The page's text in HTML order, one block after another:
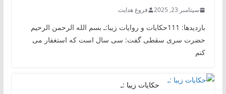
سپتامبر 23, 2025 فروغ هدایت
بازدیدها: 111حکایات و روایات زیبا:ـ بسم الله الرحمن الرحیم
حضرت سری سقطی گفت: سی سال است که استغفار می
کنم
حکایات زیبا :ـ